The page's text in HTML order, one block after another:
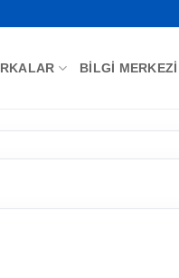
BILGI MERKEZI